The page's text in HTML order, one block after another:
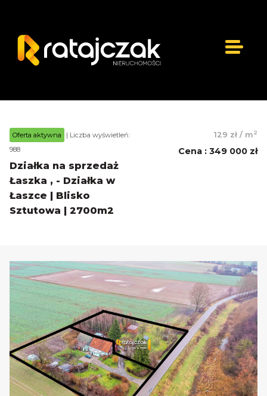
Oferta aktywna
| Liczba wyświetleń:
988
Działka na sprzedaż
Łaszka , - Działka w
Łaszce | Blisko
Sztutowa | 2700m2
129 zł / m2
Cena : 349 000 zł